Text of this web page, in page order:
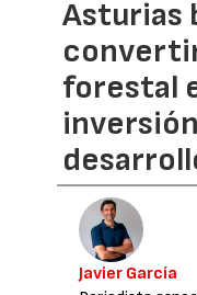
Asturias
forestal
Javier García